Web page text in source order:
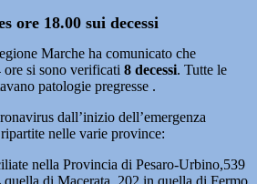
ore 18.00 sui decessi
Marche ha comunicato che
si sono verificati 8 decessi. Tutte le
patologie pregresse .
dall’inizio dell’emergenza
nelle varie province:
nella Provincia di Pesaro-Urbino,539
di Macerata, 202 in quella di Fermo